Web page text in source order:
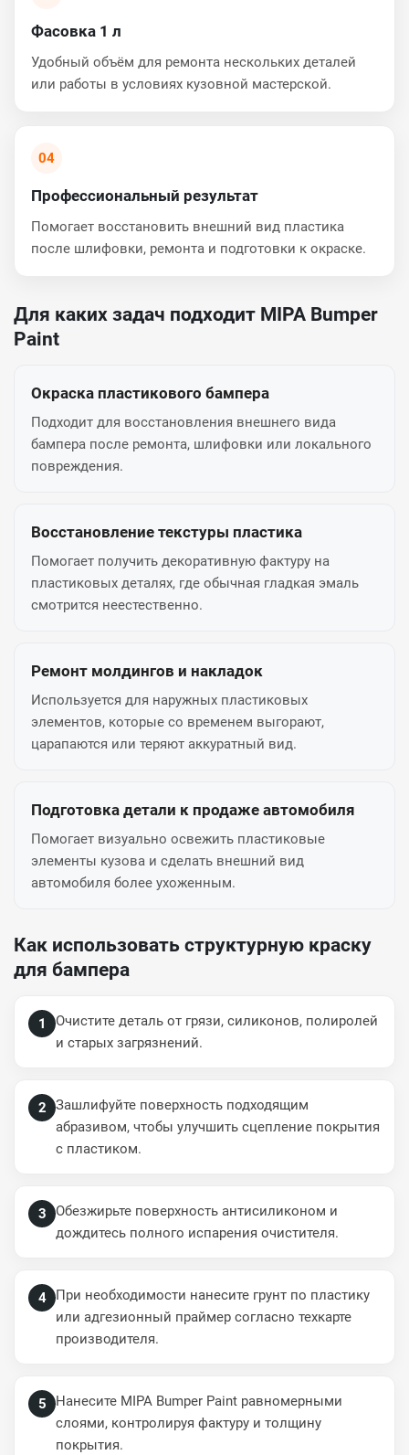
Фасовка 1 л
Удобный объём для ремонта нескольких деталей
или работы в условиях кузовной мастерской.
04
Профессиональный результат
Помогает восстановить внешний вид пластика
после шлифовки, ремонта и подготовки к окраске.
Для каких задач подходит MIPA Bumper
Paint
Окраска пластикового бампера
Подходит для восстановления внешнего вида
бампера после ремонта, шлифовки или локального
повреждения.
Восстановление текстуры пластика
Помогает получить декоративную фактуру на
пластиковых деталях, где обычная гладкая эмаль
смотрится неестественно.
Ремонт молдингов и накладок
Используется для наружных пластиковых
элементов, которые со временем выгорают,
царапаются или теряют аккуратный вид.
Подготовка детали к продаже автомобиля
Помогает визуально освежить пластиковые
элементы кузова и сделать внешний вид
автомобиля более ухоженным.
Как использовать структурную краску
для бампера
1
Очистите деталь от грязи, силиконов, полиролей
и старых загрязнений.
2
Зашлифуйте поверхность подходящим
абразивом, чтобы улучшить сцепление покрытия
с пластиком.
3
Обезжирьте поверхность антисиликоном и
дождитесь полного испарения очистителя.
4
При необходимости нанесите грунт по пластику
или адгезионный праймер согласно техкарте
производителя.
5
Нанесите MIPA Bumper Paint равномерными
слоями, контролируя фактуру и толщину
покрытия.